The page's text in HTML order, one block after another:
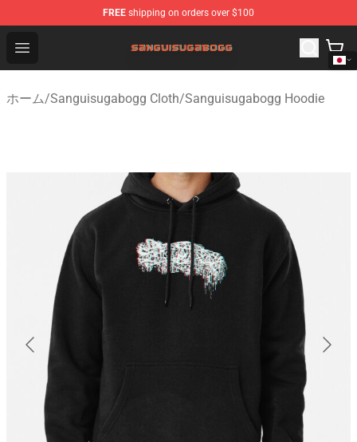
FREE shipping on orders over $100
Open menu
Sanguisugabogg Store - Official Sanguisugabogg
ホーム/Sanguisugabogg Cloth/Sanguisugabogg Hoodie